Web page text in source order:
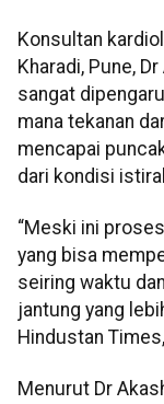
Konsultan
Kharadi, Pune,
sangat
mana tekanan
mencapai
dari kondisi
“Meski ini
yang bisa
seiring waktu
jantung yang
Hindustan
Menurut Dr